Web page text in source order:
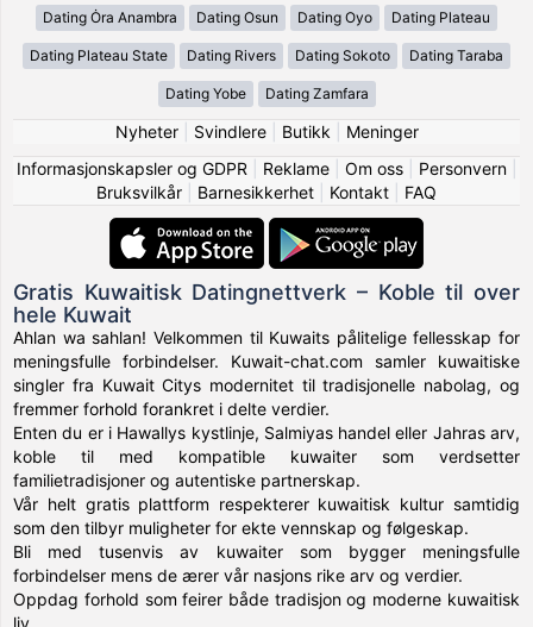
Dating Ȯra Anambra Dating Osun Dating Oyo Dating Plateau
Dating Plateau State Dating Rivers Dating Sokoto Dating Taraba
Dating Yobe Dating Zamfara
Nyheter| Svindlere| Butikk
Meninger
Informasjonskapsler og GDPR
Reklame| Om oss| Personvern|
Bruksvilkår
Barnesikkerhet Kontakt FAQ
Gratis Kuwaitisk Datingnettverk – Koble til over
hele Kuwait
Ahlan wa sahlan! Velkommen til Kuwaits pålitelige fellesskap for
meningsfulle forbindelser. Kuwait-chat.com samler kuwaitiske
singler fra Kuwait Citys modernitet til tradisjonelle nabolag, og
fremmer forhold forankret i delte verdier.
Enten du er i Hawallys kystlinje, Salmiyas handel eller Jahras arv,
koble til med kompatible kuwaiter som verdsetter
familietradisjoner og autentiske partnerskap.
Vår helt gratis plattform respekterer kuwaitisk kultur samtidig
som den tilbyr muligheter for ekte vennskap og følgeskap.
Bli med tusenvis av kuwaiter som bygger meningsfulle
forbindelser mens de ærer vår nasjons rike arv og verdier.
Oppdag forhold som feirer både tradisjon og moderne kuwaitisk
liv.